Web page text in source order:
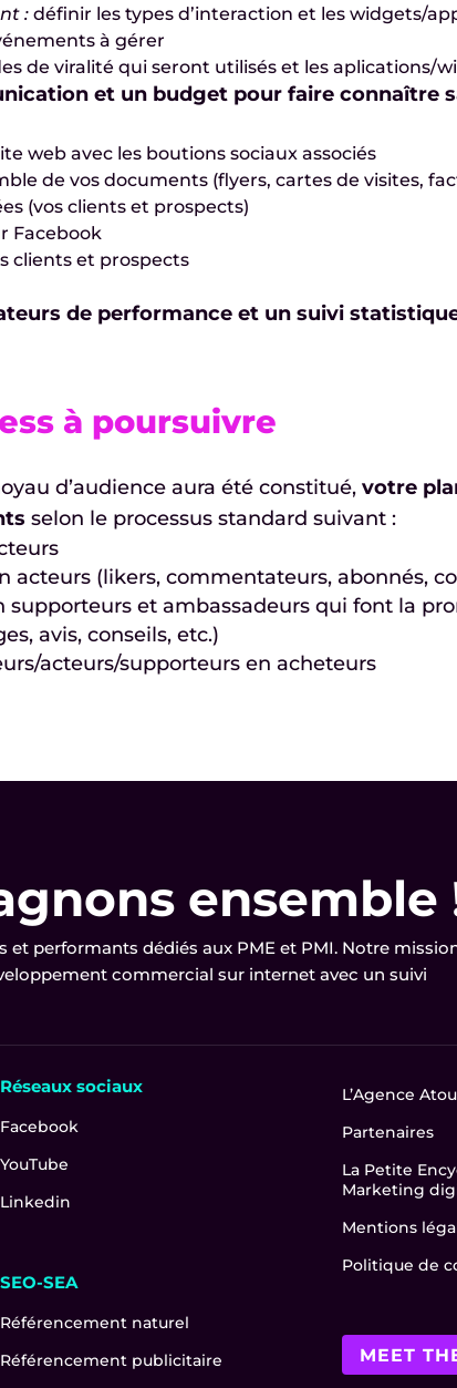
:définir les types d’interaction et les widgets/
à gérer
de viralité qui seront utilisés et les aplications/
et un budget pour faire connaître
web avec les boutions sociaux associés
de vos documents (flyers, cartes de visites,
(vos clients et prospects)
Facebook
clients et prospects
de performance et un suivi
à poursuivre
d’audience aura été constitué, votre
selon le processus standard suivant :
acteurs (likers, commentateurs, abonnés,
supporteurs et ambassadeurs qui font la
avis, conseils, etc.)
acteurs/supporteurs en acheteurs
ensemble
performants dédiés aux PME et PMI. Notre
commercial sur internet avec un suivi
Réseaux sociaux
Facebook
YouTube
Linkedin
SEO-SEA
Référencement naturel
Référencement publicitaire
L’Agence
Partenaires
La Petite
Marketing
Mentions
Politique de
MEET